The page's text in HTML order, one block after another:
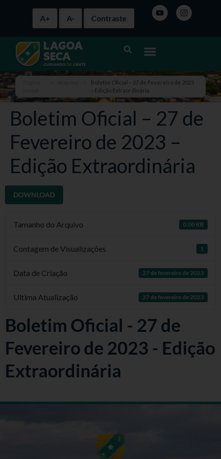
A+ A- Contraste
Boletim Oficial – 27 de Fevereiro de 2023
– Edição Extraordinária
Boletim Oficial – 27 de
Fevereiro de 2023 –
Edição Extraordinária
DOWNLOAD
Tamanho do Arquivo 0.00 KB
Contagem de Visualizações 1
Data de Criação 27 de fevereiro de 2023
Ultima Atualização 27 de fevereiro de 2023
Boletim Oficial - 27 de
Fevereiro de 2023 - Edição
Extraordinária